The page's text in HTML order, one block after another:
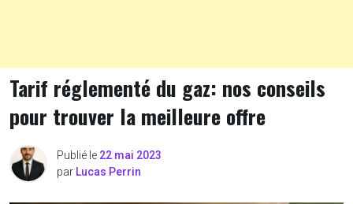
Tarif réglementé du gaz: nos conseils
pour trouver la meilleure offre
Publié le 22 mai 2023
par Lucas Perrin